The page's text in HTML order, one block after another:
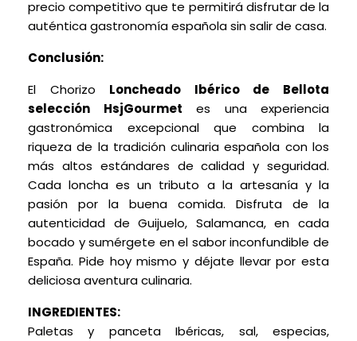
precio competitivo que te permitirá disfrutar de la
auténtica gastronomía española sin salir de casa.
Conclusión:
El Chorizo Loncheado Ibérico de Bellota
selección HsjGourmet es una experiencia
gastronómica excepcional que combina la
riqueza de la tradición culinaria española con los
más altos estándares de calidad y seguridad.
Cada loncha es un tributo a la artesanía y la
pasión por la buena comida. Disfruta de la
autenticidad de Guijuelo, Salamanca, en cada
bocado y sumérgete en el sabor inconfundible de
España. Pide hoy mismo y déjate llevar por esta
deliciosa aventura culinaria.
INGREDIENTES:
Paletas y panceta Ibéricas, sal, especias,